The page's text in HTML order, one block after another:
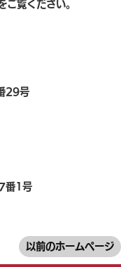
ご覧ください。
29号
番1号
以前のホームページ